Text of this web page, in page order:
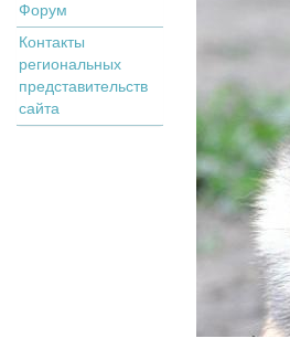
Форум
Контакты
региональных
представительств
сайта